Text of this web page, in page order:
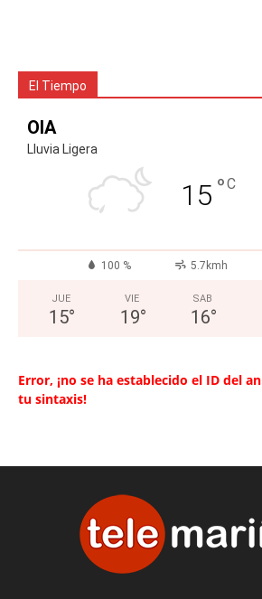
El Tiempo
OIA
Lluvia Ligera
15 °C
100 % 5.7kmh
JUE
15°
VIE
19°
SAB
16°
Error, ¡no se ha establecido el ID del
tu sintaxis!